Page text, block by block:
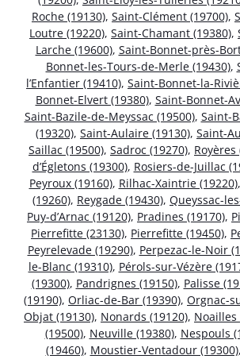
Roche (19130), Saint-Clément (19700),
Loutre (19220), Saint-Chamant (19380),
Larche (19600), Saint-Bonnet-près-
Bonnet-les-Tours-de-Merle (19430),
l’Enfantier (19410), Saint-Bonnet-la-
Bonnet-Elvert (19380), Saint-Bonnet-
Saint-Bazile-de-Meyssac (19500), Saint-
(19320), Saint-Aulaire (19130), Saint-
Saillac (19500), Sadroc (19270), Royères
d’Égletons (19300), Rosiers-de-Juillac
Peyroux (19160), Rilhac-Xaintrie (19220),
(19260), Reygade (19430), Queyssac-
Puy-d’Arnac (19120), Pradines (19170),
Pierrefitte (23130), Pierrefitte (19450),
Peyrelevade (19290), Perpezac-le-Noir
le-Blanc (19310), Pérols-sur-Vézère
(19300), Pandrignes (19150), Palisse
(19190), Orliac-de-Bar (19390), Orgnac-
Objat (19130), Nonards (19120), Noailles
(19500), Neuville (19380), Nespouls
(19460), Moustier-Ventadour (19300),